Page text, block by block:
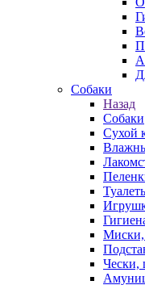
Собаки
Назад
Собаки
Сухой
Миски,
Чески,